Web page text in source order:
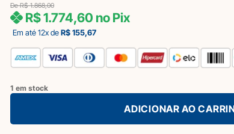
DeR$1.868,00
Em até 12x deR$155,67
R$1.774,60 no Pix
1 em stock
ADICIONAR AO